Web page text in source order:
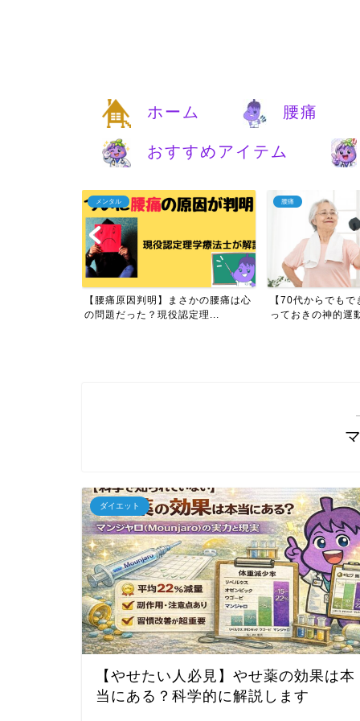
ホーム 腰痛
おすすめアイテム
腰痛
【70代からでもできる】腰痛にと
っておきの神的運動とは？...
ダイエット
【見ないと損】
る！理学療法士が
ダイエット
【やせたい人必見】やせ薬の効果は本
当にある？科学的に解説します